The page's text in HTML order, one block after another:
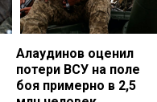
Алаудинов оценил
потери ВСУ на поле
боя примерно в 2,5